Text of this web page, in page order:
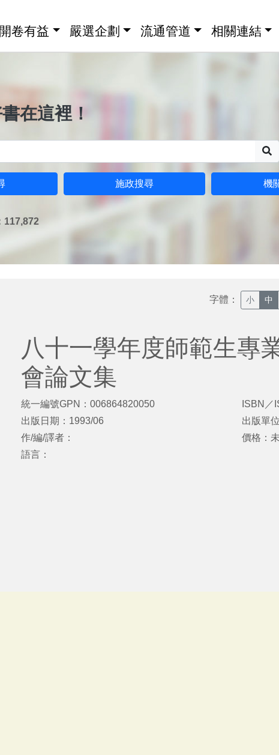
卷有益 嚴選企劃 流通管道 相關連結
在這裡！
施政搜尋 機
117,872
字體： 小 中
八十一學年度師範生專
會論文集
統一編號GPN：006864820050
出版日期：1993/06
作/編/譯者：
語言：
ISBN／
出版單位
價格：